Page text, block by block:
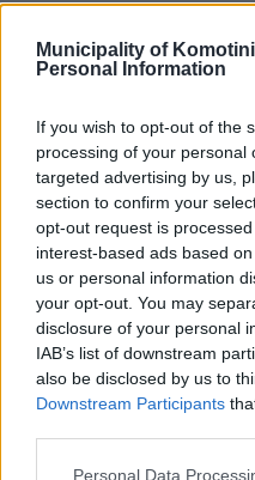
Municipality of
Personal Information
If you wish to opt-out of the
processing of your personal
targeted advertising by us,
section to confirm your
opt-out request is
interest-based ads based
us or personal information
your opt-out. You may
disclosure of your personal
IAB’s list of downstream
also be disclosed by us to
Downstream Participants
Personal Data
Ανακαλύψτε τη δύναμη
μέρος της αλλαγής που
Τα βασικά
Εγγραφή: Μητρώο
βαθμολογία
Βαθμολόγηση:
όσο και από τη
Αναφορά: Πλήρης
συμμετοχές,
eCheck-In: Αυτόματη
συμμετεχόντων στη